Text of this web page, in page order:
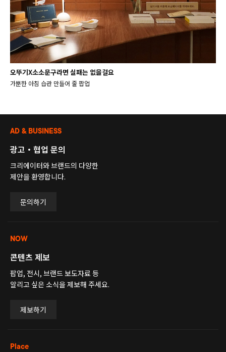
오뚜기X소소문구라면 실패는 없을걸요
가뿐한 아침 습관 만들어 줄 팝업
AD & BUSINESS
광고・협업 문의
크리에이터와 브랜드의 다양한
제안을 환영합니다.
문의하기
NOW
콘텐츠 제보
팝업, 전시, 브랜드 보도자료 등
알리고 싶은 소식을 제보해 주세요.
제보하기
Place